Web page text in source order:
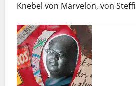
Knebel von Marvelon, von